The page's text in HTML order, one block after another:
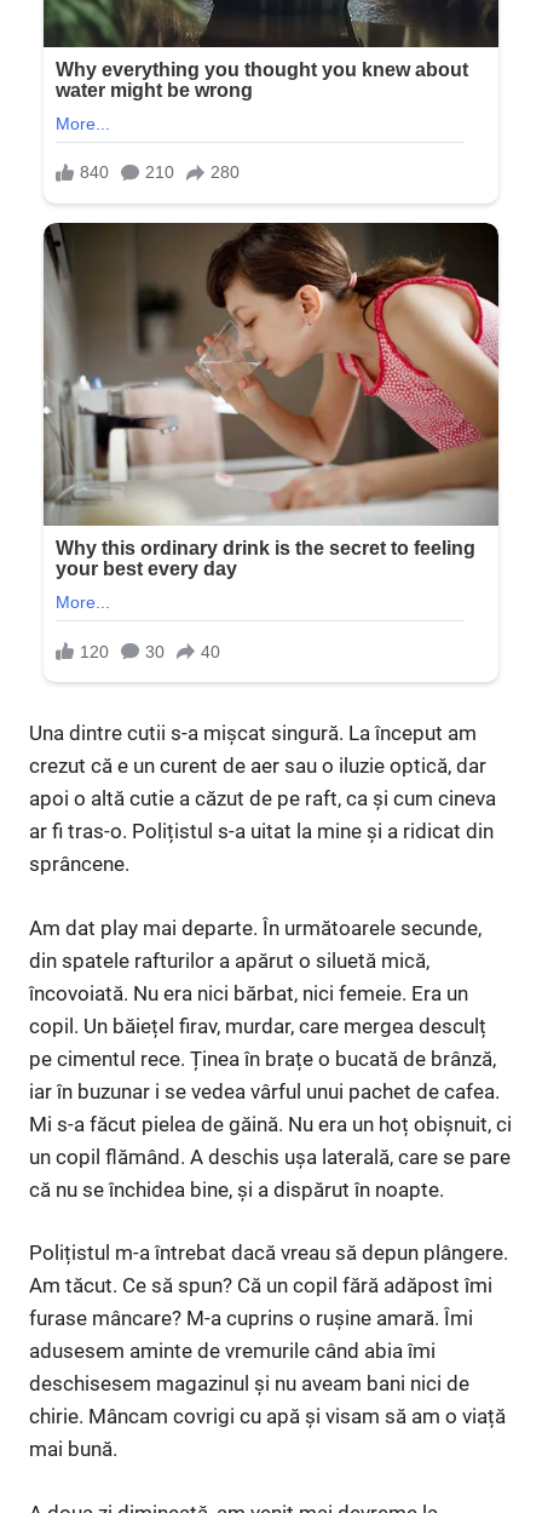
Una dintre cutii s-a mișcat singură. La început am
crezut că e un curent de aer sau o iluzie optică, dar
apoi o altă cutie a căzut de pe raft, ca și cum cineva
ar fi tras-o. Polițistul s-a uitat la mine și a ridicat din
sprâncene.
Am dat play mai departe. În următoarele secunde,
din spatele rafturilor a apărut o siluetă mică,
încovoiată. Nu era nici bărbat, nici femeie. Era un
copil. Un băiețel firav, murdar, care mergea desculț
pe cimentul rece. Ținea în brațe o bucată de brânză,
iar în buzunar i se vedea vârful unui pachet de cafea.
Mi s-a făcut pielea de găină. Nu era un hoț obișnuit, ci
un copil flămând. A deschis ușa laterală, care se pare
că nu se închidea bine, și a dispărut în noapte.
Polițistul m-a întrebat dacă vreau să depun plângere.
Am tăcut. Ce să spun? Că un copil fără adăpost îmi
furase mâncare? M-a cuprins o rușine amară. Îmi
adusesem aminte de vremurile când abia îmi
deschisesem magazinul și nu aveam bani nici de
chirie. Mâncam covrigi cu apă și visam să am o viață
mai bună.